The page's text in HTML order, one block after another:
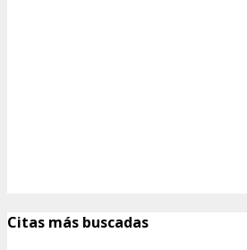
Citas más buscadas